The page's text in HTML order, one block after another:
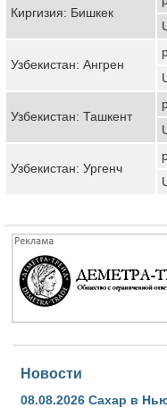
Киргизия: Бишкек
Узбекистан: Ангрен
Узбекистан: Ташкент
Узбекистан: Ургенч
Новости
08.08.2026 Сахар в